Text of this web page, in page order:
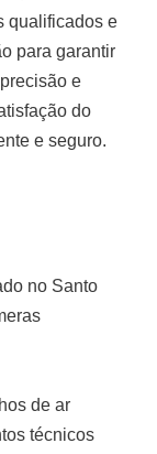
qualificados e
para garantir
e
do
e seguro.
no Santo
de ar
técnicos